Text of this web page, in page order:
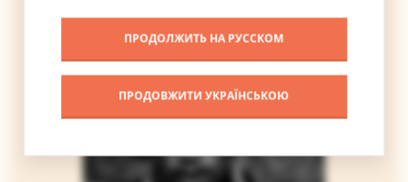
ПРОДОЛЖИТЬ НА РУССКОМ
ПРОДОВЖИТИ УКРАЇНСЬКОЮ